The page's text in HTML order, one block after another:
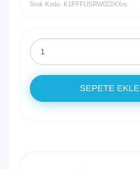
Stok Kodu: K1PFFUSRW022XXrs
SEPETE EKLE